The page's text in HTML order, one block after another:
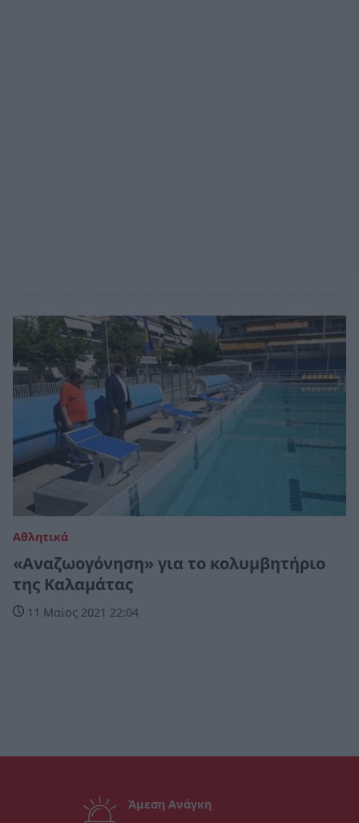
Αθλητικά
«Αναζωογόνηση» για το κολυμβητήριο
της Καλαμάτας
11 Μαϊος 2021 22:04
Άμεση Ανάγκη